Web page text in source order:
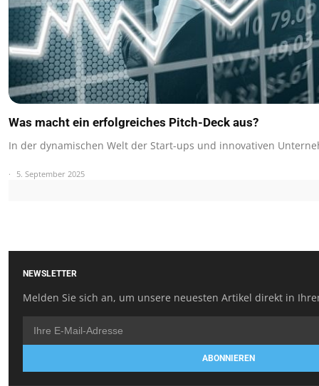
Was macht ein erfolgreiches Pitch-Deck aus?
In der dynamischen Welt der Start-ups und innovativen
5. September 2025
NEWSLETTER
Melden Sie sich an, um unsere neuesten Artikel direkt in
ABONNIEREN